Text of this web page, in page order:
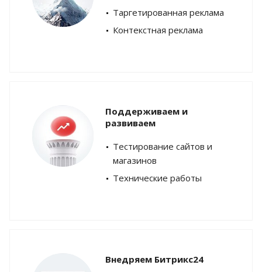
Таргетированная реклама
Контекстная реклама
Поддерживаем и
развиваем
Тестирование сайтов и
магазинов
Технические работы
Внедряем Битрикс24